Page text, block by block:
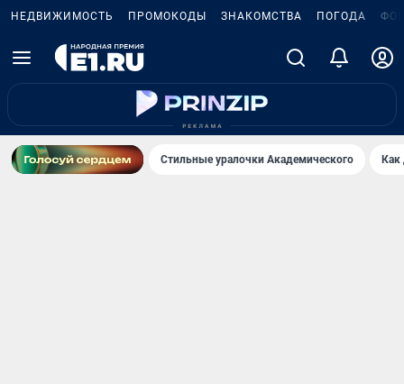
НЕДВИЖИМОСТЬ ПРОМОКОДЫ ЗНАКОМСТВА ПОГОДА
Стильные уралочки Академического Как